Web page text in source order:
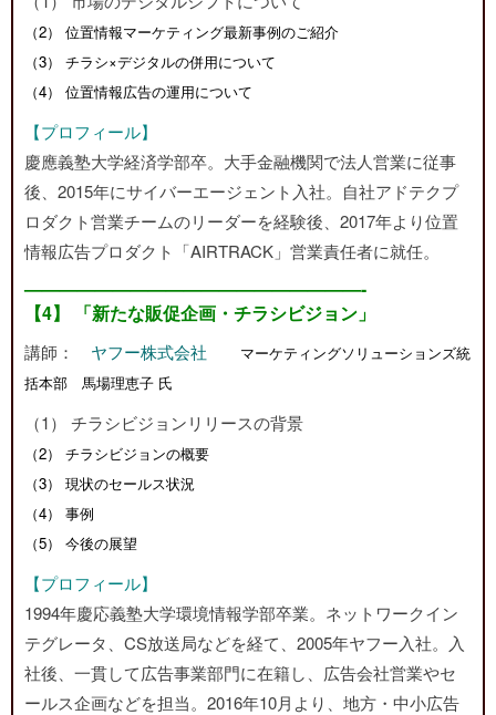
（2） 位置情報マーケティング最新事例のご紹介
（3） チラシ×デジタルの併用について
（4） 位置情報広告の運用について
【プロフィール】
慶應義塾大学経済学部卒。大手金融機関で法人営業に従事
後、2015年にサイバーエージェント入社。自社アドテクプ
ロダクト営業チームのリーダーを経験後、2017年より位置
情報広告プロダクト「AIRTRACK」営業責任者に就任。
———————————————————-
【4】 「新たな販促企画・チラシビジョン」
講師： ヤフー株式会社
マーケティングソリューションズ統
括本部 馬場理恵子 氏
（1） チラシビジョンリリースの背景
（2） チラシビジョンの概要
（3） 現状のセールス状況
（4） 事例
（5） 今後の展望
【プロフィール】
1994年慶応義塾大学環境情報学部卒業。ネットワークイン
テグレータ、CS放送局などを経て、2005年ヤフー入社。入
社後、一貫して広告事業部門に在籍し、広告会社営業やセ
ールス企画などを担当。2016年10月より、地方・中小広告